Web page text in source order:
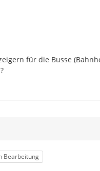
für die Busse
Bearbeitung